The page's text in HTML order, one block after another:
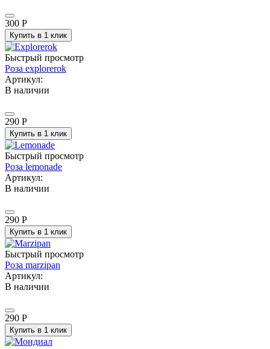
300 Р
Купить в 1 клик
Быстрый просмотр
Роза explorerok
Артикул:
В наличии
290 Р
Купить в 1 клик
Быстрый просмотр
Роза lemonade
Артикул:
В наличии
290 Р
Купить в 1 клик
Быстрый просмотр
Роза marzipan
Артикул:
В наличии
290 Р
Купить в 1 клик